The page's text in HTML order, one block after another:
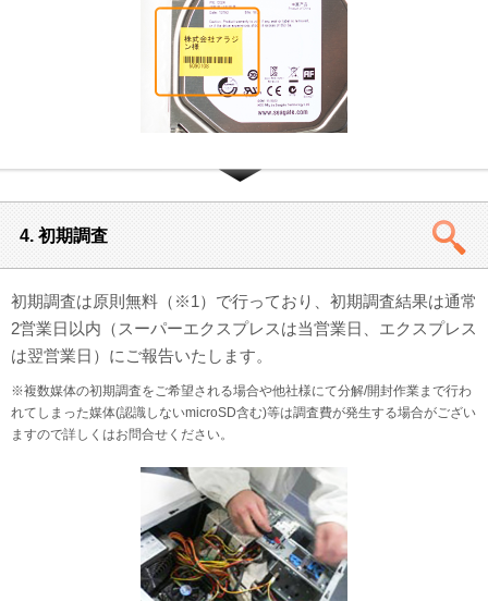
4. 初期調査
初期調査は原則無料（※1）で行っており、初期調査結果は通常
2営業日以内（スーパーエクスプレスは当営業日、エクスプレス
は翌営業日）にご報告いたします。
※複数媒体の初期調査をご希望される場合や他社様にて分解/開封作業まで行わ
れてしまった媒体(認識しないmicroSD含む)等は調査費が発生する場合がござい
ますので詳しくはお問合せください。